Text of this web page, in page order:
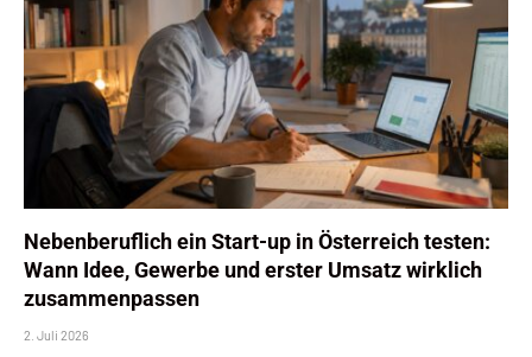
Nebenberuflich ein Start-up in Österreich testen:
Wann Idee, Gewerbe und erster Umsatz wirklich
zusammenpassen
2. Juli 2026